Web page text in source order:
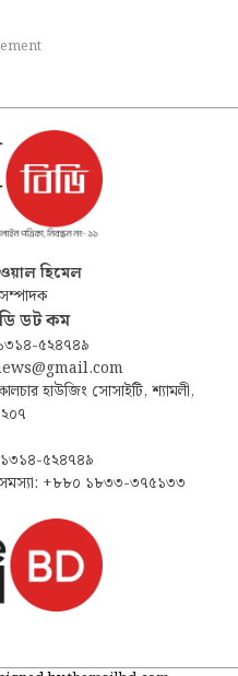
হিমেল
ডট কম
৫২৪৭৪৯
হাউজিং সোসাইটি, শ্যামলী,
৫২৪৭৪৯
সমস্যা: +৮৮০ ১৮৩৩-৩৭৫১৩৩